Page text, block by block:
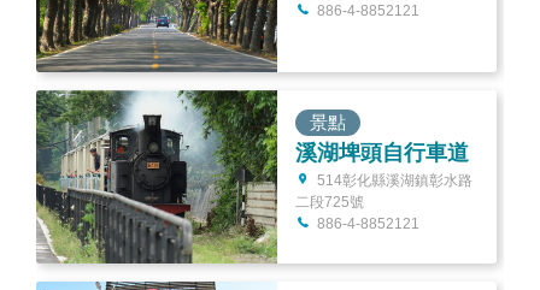
886-4-8852121
景點
溪湖埤頭自行車道
514彰化縣溪湖鎮彰水路
二段725號
886-4-8852121